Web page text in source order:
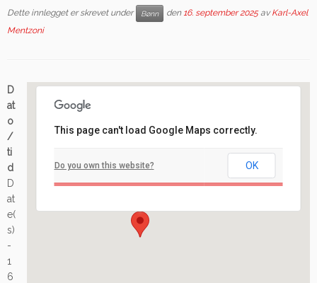
Dette innlegget er skrevet under Bønn den 16. september 2025 avKarl-Axel
Mentzoni
Arrangement
This page can't load Google Maps correctly.
Do you own this website? OK
D
at
o
/
ti
d
D
at
e(
s)
-
1
6